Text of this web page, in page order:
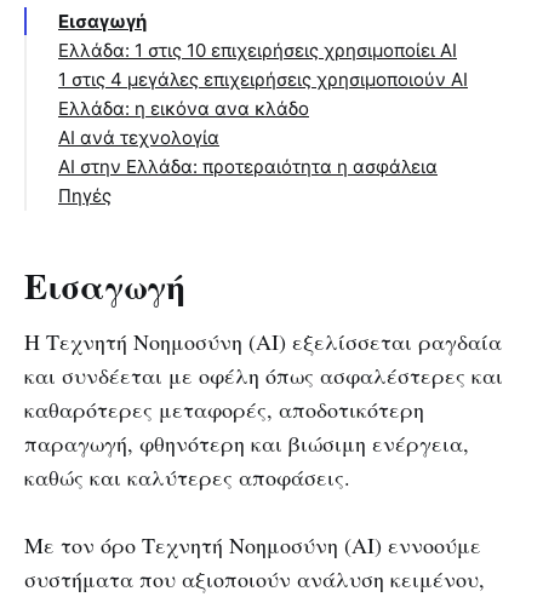
Εισαγωγή
Ελλάδα: 1 στις 10 επιχειρήσεις χρησιμοποίει ΑΙ
1 στις 4 μεγάλες επιχειρήσεις χρησιμοποιούν ΑΙ
Ελλάδα: η εικόνα ανα κλάδο
AI ανά τεχνολογία
ΑΙ στην Ελλάδα: προτεραιότητα η ασφάλεια
Πηγές
Εισαγωγή
Η Τεχνητή Νοημοσύνη (AI) εξελίσσεται ραγδαία
και συνδέεται με οφέλη όπως ασφαλέστερες και
καθαρότερες μεταφορές, αποδοτικότερη
παραγωγή, φθηνότερη και βιώσιμη ενέργεια,
καθώς και καλύτερες αποφάσεις.
Με τον όρο Τεχνητή Νοημοσύνη (AI) εννοούμε
συστήματα που αξιοποιούν ανάλυση κειμένου,